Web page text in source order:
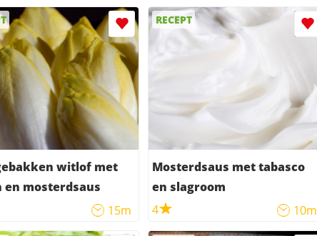
witlof met
en mosterdsaus
15m
RECEPT
Mosterdsaus met tabasco
en slagroom
4
10m